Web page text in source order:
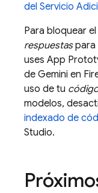
del Servicio
Para bloquear
respuestaspara
uses App
de Gemini en
uso de tu
modelos,
indexado de
Studio.